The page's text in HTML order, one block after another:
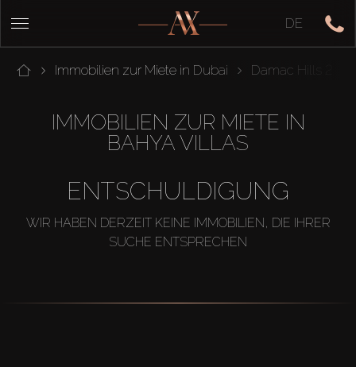
DE
Immobilien zur Miete in Dubai Damac Hills 2
IMMOBILIEN ZUR MIETE IN
BAHYA VILLAS
ENTSCHULDIGUNG
WIR HABEN DERZEIT KEINE IMMOBILIEN, DIE IHRER
SUCHE ENTSPRECHEN